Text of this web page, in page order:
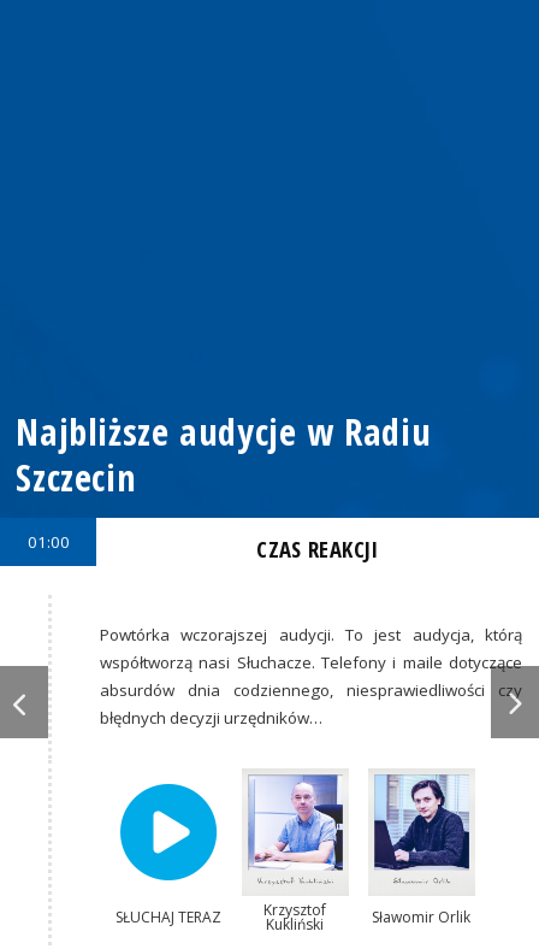
Najbliższe audycje w Radiu
Szczecin
01:00 CZAS REAKCJI
Powtórka wczorajszej audycji. To jest audycja, którą
współtworzą nasi Słuchacze. Telefony i maile dotyczące
absurdów dnia codziennego, niesprawiedliwości czy
błędnych decyzji urzędników…
SŁUCHAJ TERAZ Krzysztof
Kukliński Sławomir Orlik